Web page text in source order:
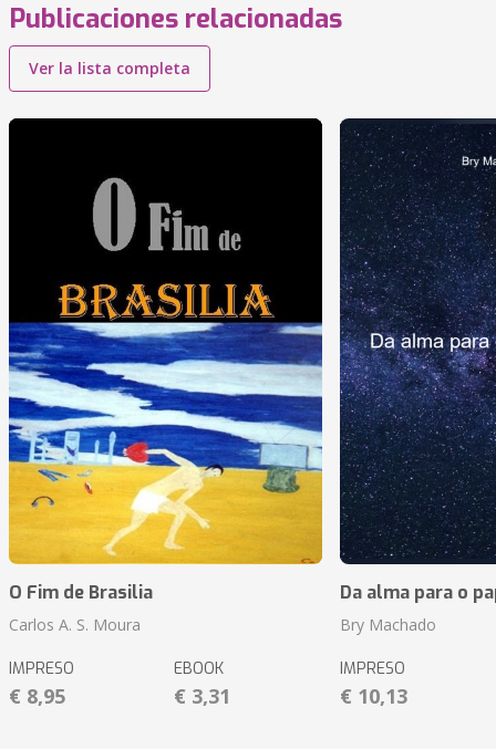
Publicaciones relacionadas
Ver la lista completa
O Fim de Brasilia
Carlos A. S. Moura
IMPRESO
€ 8,95
EBOOK
€ 3,31
Da alma para o
Bry Machado
IMPRESO
€ 10,13